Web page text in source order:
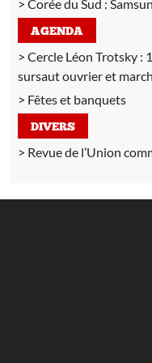
Corée du Sud :
AGENDA
Cercle Léon Trotsky :
sursaut ouvrier et
Fêtes et banquets
DIVERS
Revue de l’Union